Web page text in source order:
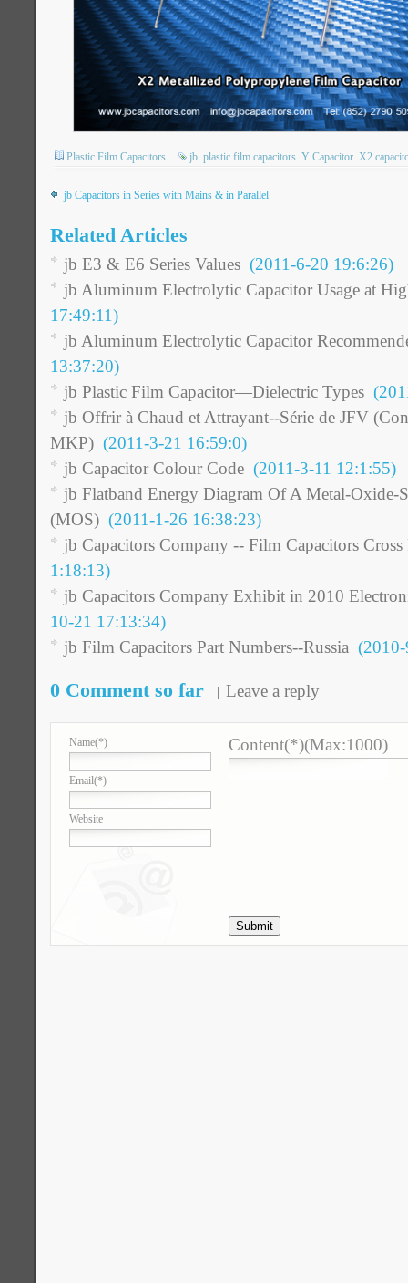
Plastic Film Capacitors jb plastic film capacitors Y Capacitor X2
jb Capacitors in Series with Mains & in Parallel
Related Articles
jb E3 & E6 Series Values (2011-6-20 19:6:26)
jb Aluminum Electrolytic Capacitor Usage at
17:49:11)
jb Aluminum Electrolytic Capacitor
13:37:20)
jb Plastic Film Capacitor—Dielectric Types
jb Offrir à Chaud et Attrayant--Série de JFV
MKP) (2011-3-21 16:59:0)
jb Capacitor Colour Code (2011-3-11 12:1:55)
jb Flatband Energy Diagram Of A Metal-Oxide-
(MOS) (2011-1-26 16:38:23)
jb Capacitors Company -- Film Capacitors Cross
1:18:13)
jb Capacitors Company Exhibit in 2010
10-21 17:13:34)
jb Film Capacitors Part Numbers--Russia
0 Comment so far Leave a reply
Name(*)
Email(*)
Website
Content(*)(Max:1000)